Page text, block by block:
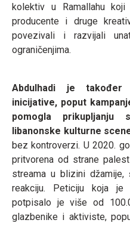
kolektiv u Ramallahu
producente i druge
povezivali i razvijali
ograničenjima.
Abdulhadi je također
inicijative, poput
pomogla prikupljanju
libanonske kulturne
bez kontroverzi. U 2020.
pritvorena od strane
streama u blizini džamije,
reakciju. Peticiju koja je
potpisalo je više od
glazbenike i aktiviste,